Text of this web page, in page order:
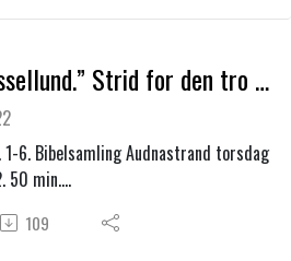
Dan Hessellund.” Strid for den tro som en gang for alle er blitt overgitt til de hellige. ”Hvilken tro?
1-6. Bibelsamling Audnastrand torsdag
50 min.
109